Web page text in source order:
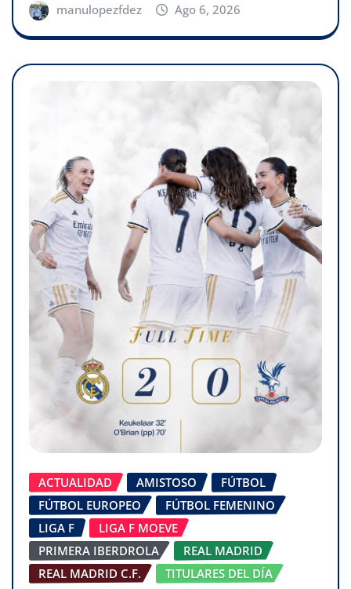
manulopezfdez Ago 6, 2026
ACTUALIDAD AMISTOSO
FÚTBOL
FÚTBOL EUROPEO
FÚTBOL FEMENINO
LIGA F
LIGA F MOEVE
PRIMERA IBERDROLA
REAL MADRID
REAL MADRID C.F.
TITULARES DEL DÍA